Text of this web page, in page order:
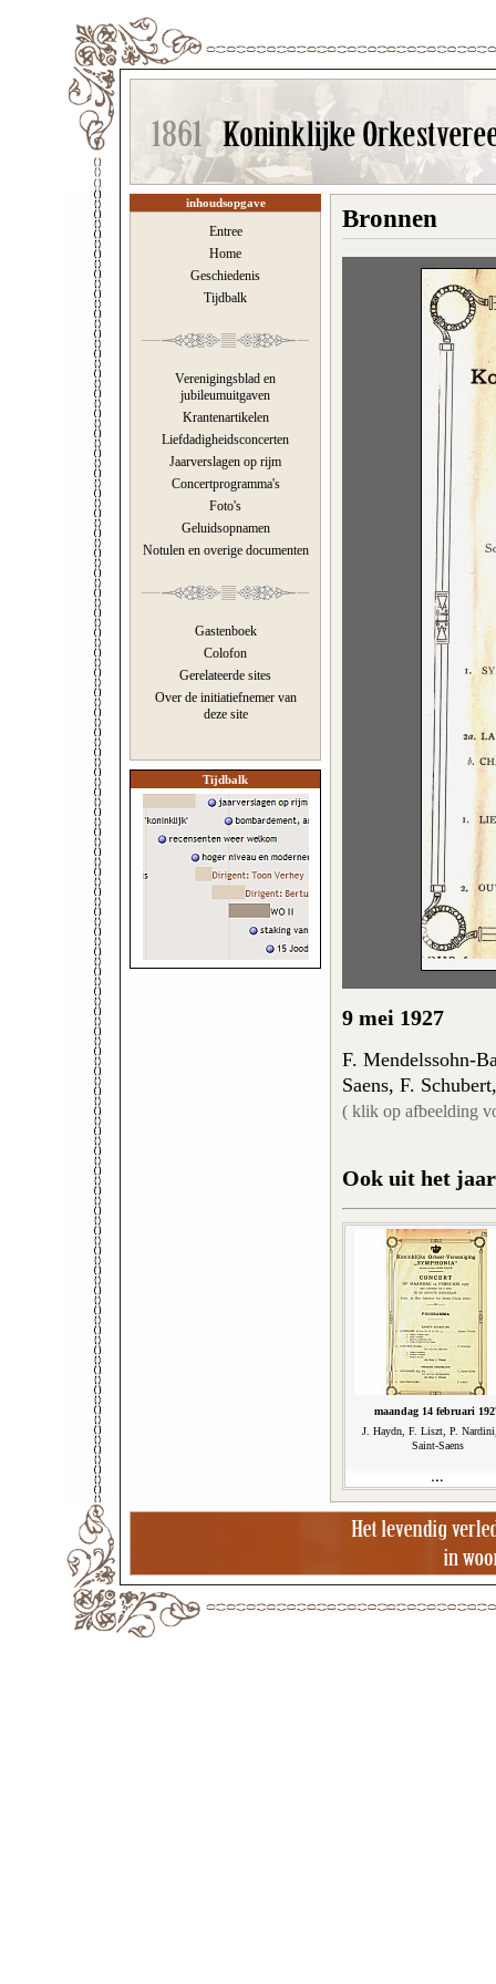
inhoudsopgave
Entree
Home
Geschiedenis
Tijdbalk
Verenigingsblad en
jubileumuitgaven
Krantenartikelen
Liefdadigheidsconcerten
Jaarverslagen op rijm
Concertprogramma's
Foto's
Geluidsopnamen
Notulen en overige documenten
Gastenboek
Colofon
Gerelateerde sites
Over de initiatiefnemer van
deze site
Tijdbalk
Bronnen
9 mei 1927
F. Mendelssohn-
Saens, F.
( klik op afbeelding
Ook uit het
maandag 14 februari
J. Haydn, F. Liszt, P.
Saint-Saens